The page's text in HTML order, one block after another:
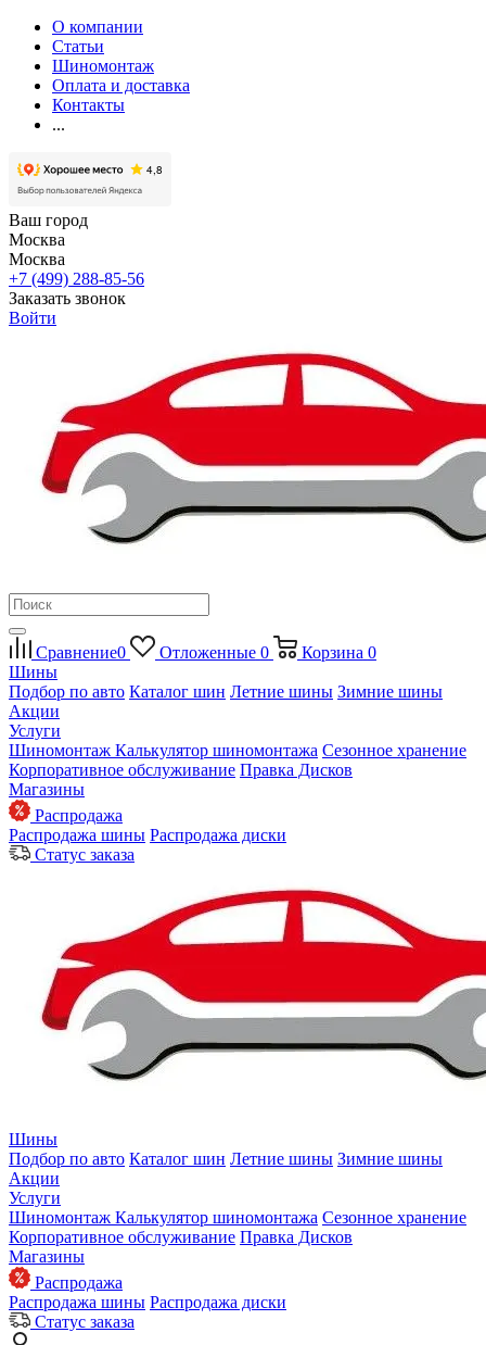
О компании
Статьи
Шиномонтаж
Оплата и доставка
Контакты
...
Ваш город
Москва
Москва
+7 (499) 288-85-56
Заказать звонок
Войти
Сравнение0 Отложенные 0 Корзина 0
Шины
Подбор по авто Каталог шин Летние шины Зимние шины
Акции
Услуги
Шиномонтаж Калькулятор шиномонтажа Сезонное хранение
Корпоративное обслуживание Правка Дисков
Магазины
Распродажа
Распродажа шины Распродажа диски
Статус заказа
Шины
Подбор по авто Каталог шин Летние шины Зимние шины
Акции
Услуги
Шиномонтаж Калькулятор шиномонтажа Сезонное хранение
Корпоративное обслуживание Правка Дисков
Магазины
Распродажа
Распродажа шины Распродажа диски
Статус заказа